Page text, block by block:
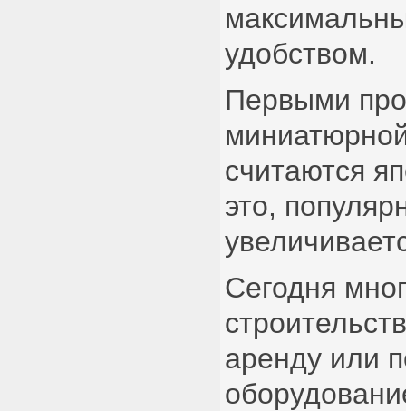
удобством.
Первыми
считаются
это,
Сегодня
аренду или